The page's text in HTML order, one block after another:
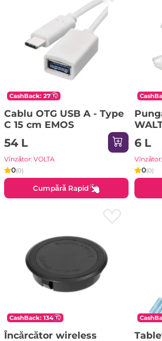
CashBack: 27
Cablu OTG USB A - Type
C 15 cm EMOS
54 L
Vînzător: VOLTA
0(0)
Cumpără Rapid
6 L
0(0)
CashBack: 134
Încărcător wireless